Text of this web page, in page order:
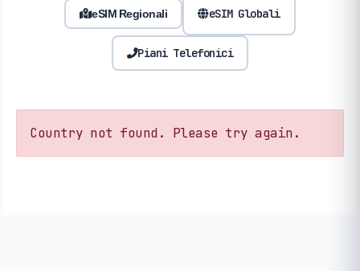
eSIM Regionali eSIM Globali
Piani Telefonici
Country not found. Please try again.